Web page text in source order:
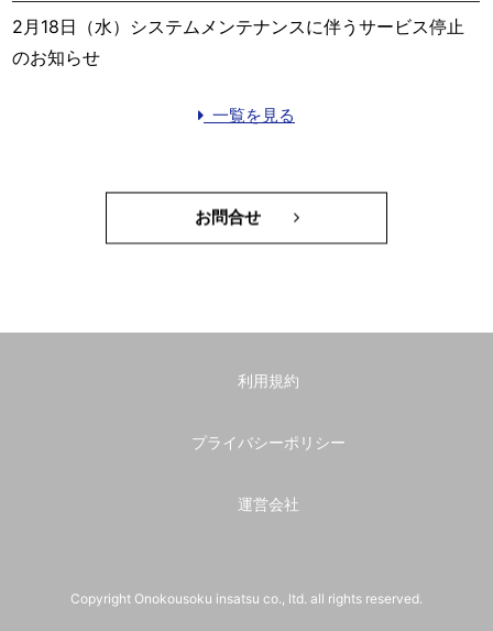
2月18日（水）システムメンテナンスに伴うサービス停止
のお知らせ
一覧を見る
利用規約
プライバシーポリシー
運営会社
Copyright Onokousoku insatsu co., ltd. all rights reserved.